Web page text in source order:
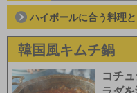
ハイボールに合う料理と
韓国風キムチ鍋
コチ